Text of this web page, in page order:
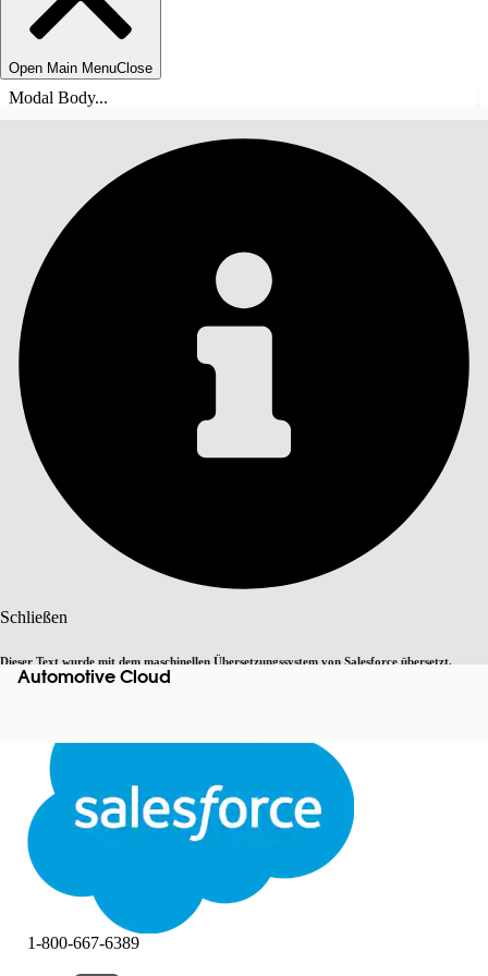
Open Main MenuClose
Modal Body...
Schließen
Dieser Text wurde mit dem maschinellen Übersetzungssystem von Salesforce übersetzt.
Weitere Details finden Sie hier .
Schließen
Automotive Cloud
INHALT
1-800-667-6389